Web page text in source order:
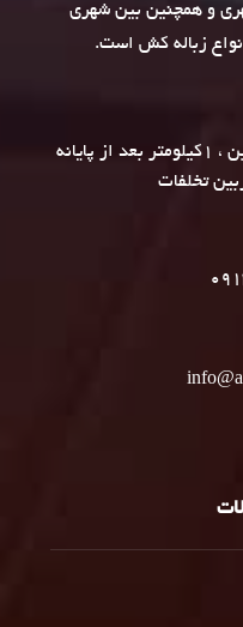
و همچنین بین شهری
زباله کش است.
اصفهان، سه راه فرودگاه، جاده نایین ، 1کیلومتر بعد از پایانه
تخلفات